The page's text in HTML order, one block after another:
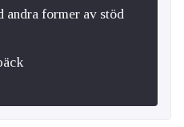
andra former av stöd